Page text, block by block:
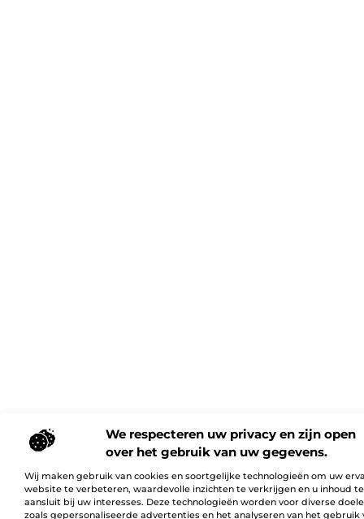
We respecteren uw privacy en zijn open
over het gebruik van uw gegevens.
Wij maken gebruik van cookies en soortgelijke technologieën om uw
website te verbeteren, waardevolle inzichten te verkrijgen en u inhoud
aansluit bij uw interesses. Deze technologieën worden voor diverse
zoals gepersonaliseerde advertenties en het analyseren van het gebruik